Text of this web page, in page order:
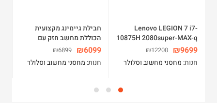
Lenovo LEGION 7 i7-
10875H 2080super-MAX-q
נייד גיימינג
₪9699
₪12200
חנות: מחסני מחשוב וסלולר
חבילת גיימינג מקצועית
הכוללת מחשב חזק עם
לגיימינג + אוזניות JBL
₪6099
₪6899
חנות: מחסני מחשוב וסלולר